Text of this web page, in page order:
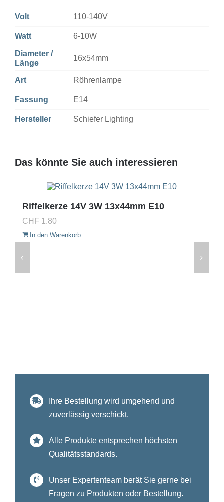
Volt 110-140V
Watt 6-10W
Diameter /
Länge
16x54mm
Art Röhrenlampe
Fassung E14
Hersteller Schiefer Lighting
Das könnte Sie auch interessieren
Riffelkerze 14V 3W 13x44mm E10
CHF 1.80
In den Warenkorb
Ihre Bestellung wird umgehend und
zuverlässig verschickt.
Alle Produkte entsprechen höchsten
Qualitätsstandards.
Unser Expertenteam berät Sie gerne bei
Fragen zu Produkten oder Bestellung.